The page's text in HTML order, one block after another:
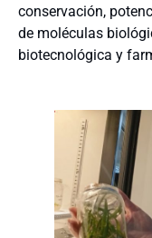
conservación,
de moléculas
biotecnológica y